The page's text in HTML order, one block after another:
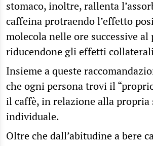
stomaco, inoltre, rallenta
caffeina protraendo l’effetto
molecola nelle ore successive al
riducendone gli effetti
Insieme a queste
che ogni persona trovi il
il caffè, in relazione alla
individuale.
Oltre che dall’abitudine a bere